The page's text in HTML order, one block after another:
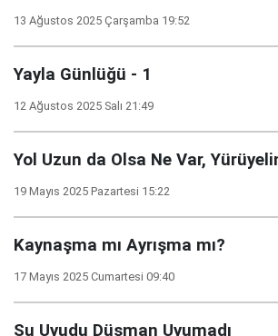
13 Ağustos 2025 Çarşamba 19:52
Yayla Günlüğü - 1
12 Ağustos 2025 Salı 21:49
Yol Uzun da Olsa Ne Var,
19 Mayıs 2025 Pazartesi 15:22
Kaynaşma mı Ayrışma mı?
17 Mayıs 2025 Cumartesi 09:40
Su Uyudu Düşman Uyumadı